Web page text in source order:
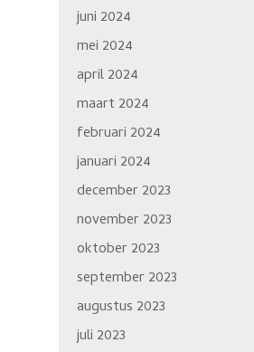
juni 2024
mei 2024
april 2024
maart 2024
februari 2024
januari 2024
december 2023
november 2023
oktober 2023
september 2023
augustus 2023
juli 2023